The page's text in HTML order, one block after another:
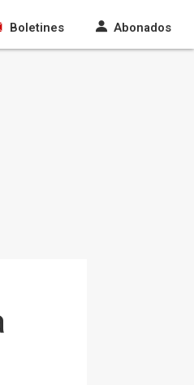
Boletines Abonados